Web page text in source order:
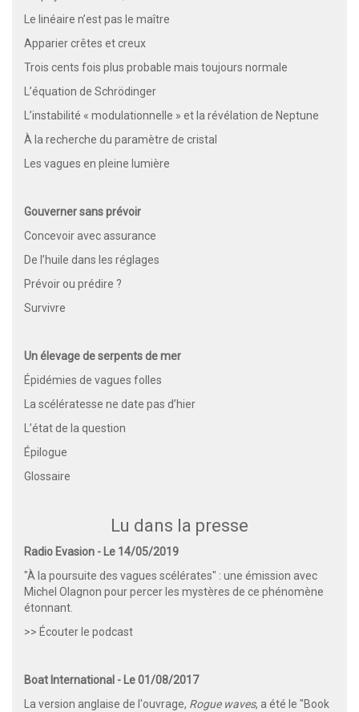
Le linéaire n’est pas le maître
Apparier crêtes et creux
Trois cents fois plus probable mais toujours normale
L’équation de Schrödinger
L’instabilité « modulationnelle » et la révélation de Neptune
À la recherche du paramètre de cristal
Les vagues en pleine lumière
Gouverner sans prévoir
Concevoir avec assurance
De l’huile dans les réglages
Prévoir ou prédire ?
Survivre
Un élevage de serpents de mer
Épidémies de vagues folles
La scélératesse ne date pas d’hier
L’état de la question
Épilogue
Glossaire
Lu dans la presse
Radio Evasion - Le 14/05/2019
"À la poursuite des vagues scélérates" : une émission avec
Michel Olagnon pour percer les mystères de ce phénomène
étonnant.
>> Écouter le podcast
Boat International - Le 01/08/2017
La version anglaise de l'ouvrage, Rogue waves, a été le "Book